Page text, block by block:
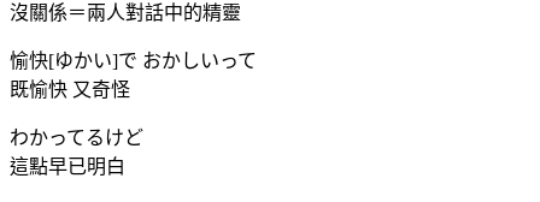
沒關係＝兩人對話中的精靈
愉快[ゆかい]で おかしいって
既愉快 又奇怪
わかってるけど
這點早已明白